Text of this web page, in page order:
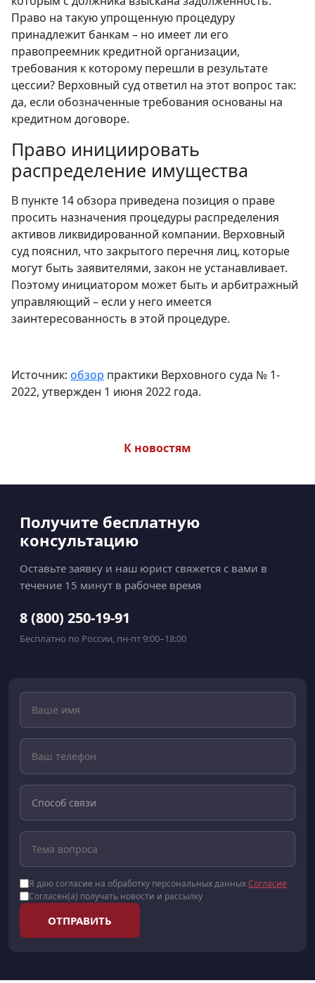
Право на такую упрощенную процедуру
принадлежит банкам – но имеет ли его
правопреемник кредитной организации,
требования к которому перешли в результате
цессии? Верховный суд ответил на этот вопрос так:
да, если обозначенные требования основаны на
кредитном договоре.
Право инициировать
распределение имущества
В пункте 14 обзора приведена позиция о праве
просить назначения процедуры распределения
активов ликвидированной компании. Верховный
суд пояснил, что закрытого перечня лиц, которые
могут быть заявителями, закон не устанавливает.
Поэтому инициатором может быть и арбитражный
управляющий – если у него имеется
заинтересованность в этой процедуре.
Источник: обзор практики Верховного суда № 1-
2022, утвержден 1 июня 2022 года.
К новостям
Получите бесплатную
консультацию
Оставьте заявку и наш юрист свяжется с вами в
течение 15 минут в рабочее время
8 (800) 250-19-91
Бесплатно по России, пн-пт 9:00–18:00
Я даю согласие на обработку персональных данныхСогласие
Согласен(а) получать новости и рассылку
ОТПРАВИТЬ